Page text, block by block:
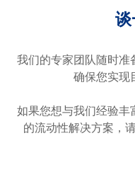
我们的专家团队随时准
确保您实现
如果您想与我们经验丰
的流动性解决方案，